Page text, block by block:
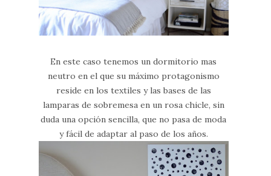
En este caso tenemos un dormitorio mas
neutro en el que su máximo protagonismo
reside en los textiles y las bases de las
lamparas de sobremesa en un rosa chicle, sin
duda una opción sencilla, que no pasa de moda
y fácil de adaptar al paso de los años.